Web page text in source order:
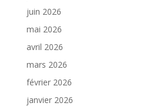
juin 2026
mai 2026
avril 2026
mars 2026
février 2026
janvier 2026